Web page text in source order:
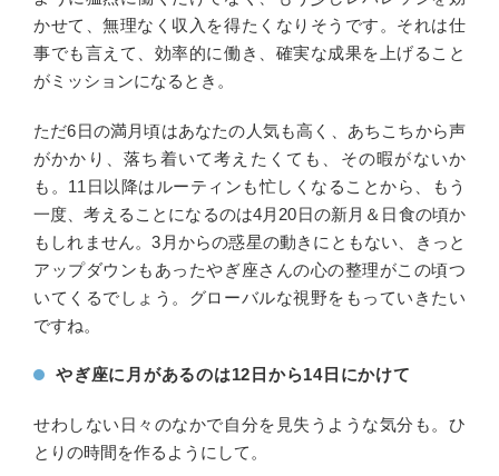
かせて、無理なく収入を得たくなりそうです。それは仕
事でも言えて、効率的に働き、確実な成果を上げること
がミッションになるとき。
ただ6日の満月頃はあなたの人気も高く、あちこちから声
がかかり、落ち着いて考えたくても、その暇がないか
も。11日以降はルーティンも忙しくなることから、もう
一度、考えることになるのは4月20日の新月＆日食の頃か
もしれません。3月からの惑星の動きにともない、きっと
アップダウンもあったやぎ座さんの心の整理がこの頃つ
いてくるでしょう。グローバルな視野をもっていきたい
ですね。
やぎ座に月があるのは12日から14日にかけて
せわしない日々のなかで自分を見失うような気分も。ひ
とりの時間を作るようにして。